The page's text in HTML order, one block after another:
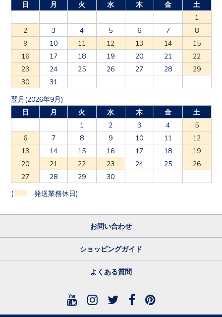
日
月 火 水 木 金
土
1
2
3 4 5 6 7
8
9
10 11 12 13 14
15
16
17 18 19 20 21
22
23
24 25 26 27 28
29
30
31
翌月(2026年9月)
日
月 火 水 木 金
土
1
2 3 4
5
6
7 8 9 10 11
12
13
14 15 16 17 18
19
20
21 22 23 24 25
26
27
28 29 30
( 発送業務休日)
お問い合わせ
ショッピングガイド
よくある質問